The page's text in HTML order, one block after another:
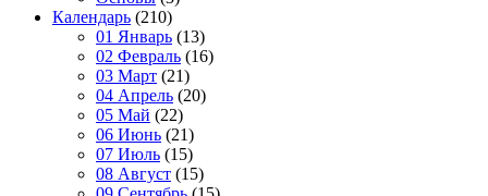
Календарь (210)
01 Январь (13)
02 Февраль (16)
03 Март (21)
04 Апрель (20)
05 Май (22)
06 Июнь (21)
07 Июль (15)
08 Август (15)